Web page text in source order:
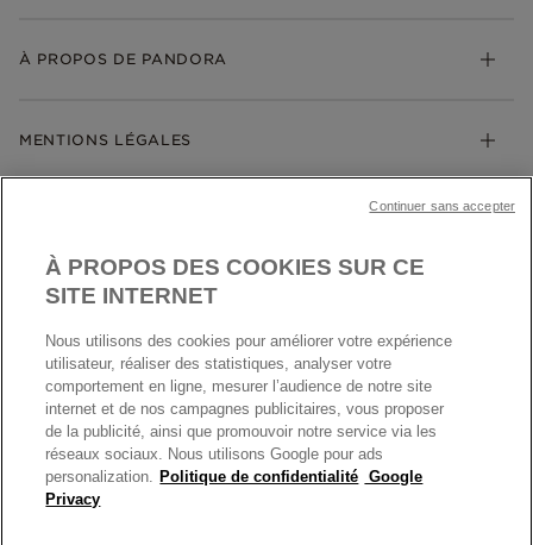
Trouver une boutique
Échanges et retours
Prix en ligne et en boutique
Plan du site
Gravure
À PROPOS DE PANDORA
Carrières
MENTIONS LÉGALES
Politique des cookies
Politique de confidentialité
Conditions générales de vente
Conditions générales de vente Click & Collect
Plateforme ODR
Information sur le fabricant et l'importateur
Index égalité Femme/Homme
FRANCE
France
© TOUS DROITS RESERVES. 2026 Pandora
À PROPOS DES COOKIES SUR CE
SITE INTERNET
Nous utilisons des cookies pour améliorer votre expérience
utilisateur, réaliser des statistiques, analyser votre
comportement en ligne, mesurer l’audience de notre site
internet et de nos campagnes publicitaires, vous proposer
de la publicité, ainsi que promouvoir notre service via les
réseaux sociaux. Nous utilisons Google pour ads
personalization. Politique de confidentialité Google
Privacy
Continuer sans accepter